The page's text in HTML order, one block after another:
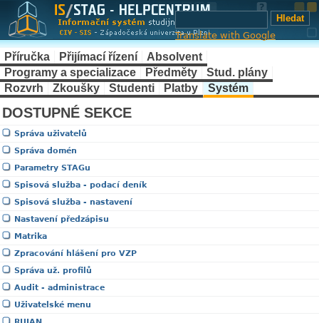
Translate with Google
Příručka Přijímací řízení
Absolvent
Programy a specializace
Předměty
Stud. plány
Rozvrh
Zkoušky Studenti Platby Systém
DOSTUPNÉ SEKCE
Správa uživatelů
Správa domén
Parametry STAGu
Spisová služba - podací deník
Spisová služba - nastavení
Nastavení předzápisu
Matrika
Zpracování hlášení pro VZP
Správa už. profilů
Audit - administrace
Uživatelské menu